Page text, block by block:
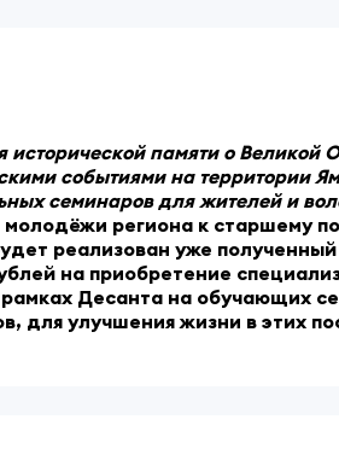
памяти о Великой
событиями на территории
семинаров для жителей и
региона к старшему
реализован уже
на приобретение
рамках Десанта на обучающих
для улучшения жизни в этих